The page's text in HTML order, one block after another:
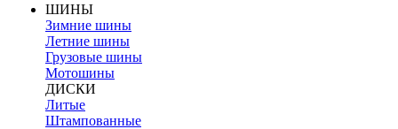
ШИНЫ
Зимние шины
Летние шины
Грузовые шины
Мотошины
ДИСКИ
Литые
Штампованные